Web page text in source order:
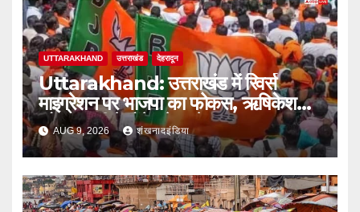
UTTARAKHAND उत्तराखंड देहरादून
Uttarakhand: उत्तराखंड में रिवर्स
माइग्रेशन पर भाजपा का फोकस, ऋषिकेश
और हल्द्वानी में होंगे बड़े सम्मेलन
AUG 9, 2026 शंखनादइंडिया